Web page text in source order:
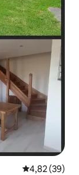
4,82 de uma
4,82 (39)